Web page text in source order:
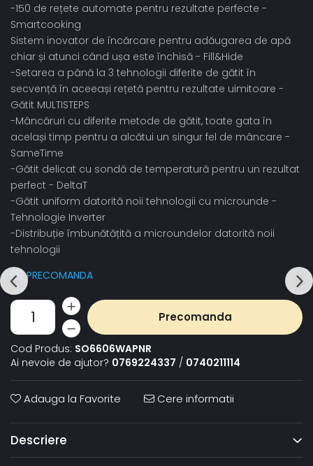
-150 de rețete automate pentru rezultate perfecte -
Smartcooking
Sistem inovator de încărcare pentru adăugarea de apă
chiar și atunci când ușa este închisă - Fill&Hide
-Setarea a până la 3 tehnologii diferite de gătit în
secvență în aceeași rețetă pentru rezultate uimitoare -
Gătit MULTISTEPS
-Mâncăruri cu diferite metode de gătit, toate gata în
același timp pentru a alcătui un singur fel de mâncare -
SameTime
-Gătit delicat cu sondă de temperatură pentru un rezultat
perfect - DeltaT
-Gătit uniform datorită noii tehnologii cu microunde -
Tehnologie Inverter
-Distribuție îmbunătățită a microundelor datorită noii
tehnologii
PRECOMANDA
Precomanda
Cod Produs: SO6606WAPNR
Ai nevoie de ajutor? 0769224337 / 0740211114
Adauga la Favorite Cere informatii
Descriere